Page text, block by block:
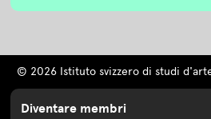
© 2026 Istituto svizzero di studi d'arte
Diventare membri